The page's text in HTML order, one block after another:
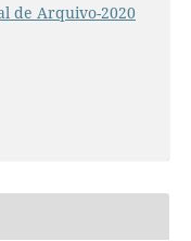
de Arquivo-2020